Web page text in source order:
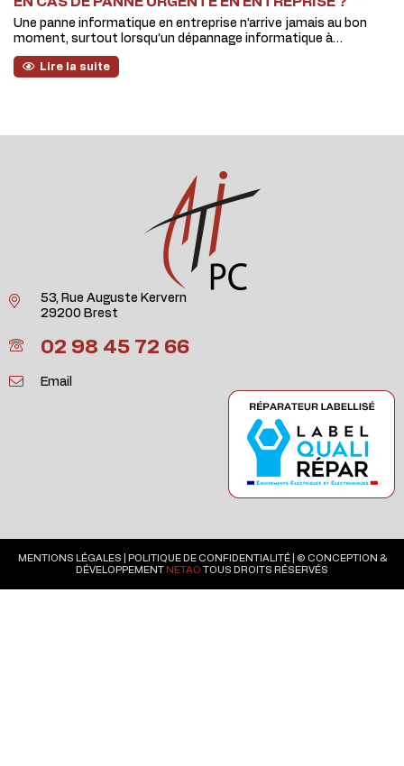
Une panne informatique en entreprise n’arrive jamais au bon
moment, surtout lorsqu’un dépannage informatique à…
Lire la suite
53, Rue Auguste Kervern
29200 Brest
02 98 45 72 66
Email
MENTIONS LÉGALES POLITIQUE DE CONFIDENTIALITÉ| © CONCEPTION &
DÉVELOPPEMENT NETAO TOUS DROITS RÉSERVÉS